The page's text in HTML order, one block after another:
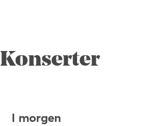
Konserter
I morgen